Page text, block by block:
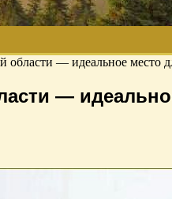
— идеальное место
—